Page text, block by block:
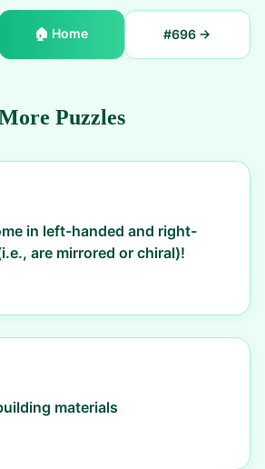
🏠 Home #696 →
Puzzles
in left-handed and right-
are mirrored or chiral)!
materials